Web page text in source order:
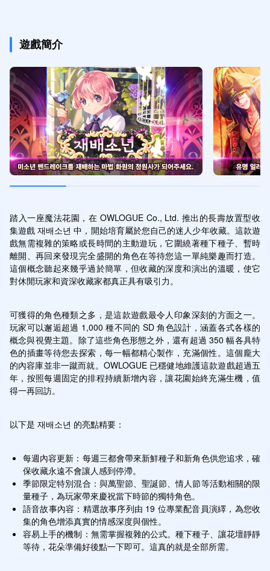
遊戲簡介
踏入一座魔法花園，在 OWLOGUE Co., Ltd. 推出的長壽放置型收
集遊戲 재배소년 中，開始培育屬於您自己的迷人少年收藏。這款遊
戲無需複雜的策略或長時間的主動遊玩，它圍繞著種下種子、暫時
離開、再回來發現完全盛開的角色在等待您這一單純樂趣而打造。
這個概念聽起來幾乎過於簡單，但收藏的深度和演出的溫暖，使它
對休閒玩家和資深收藏家都真正具有吸引力。
可獲得的角色種類之多，是這款遊戲最令人印象深刻的方面之一。
玩家可以邂逅超過 1,000 種不同的 SD 角色設計，涵蓋各式各樣的
概念與視覺主題。除了這些角色形態之外，還有超過 350 幅各具特
色的插畫等待您去探索，每一幅都精心製作，充滿個性。這個龐大
的內容庫並非一蹴而就。OWLOGUE 已穩健地維護這款遊戲超過五
年，按照每週固定的排程持續新增內容，讓花園始終充滿生機，值
得一再回訪。
以下是 재배소년 的亮點精要：
每週內容更新：每週三都會帶來新鮮種子和新角色供您追求，確
保收藏永遠不會讓人感到停滯。
季節限定特別混合：與萬聖節、聖誕節、情人節等活動相關的限
量種子，為玩家帶來慶祝當下時節的獨特角色。
語音故事內容：精選故事序列由 19 位專業配音員演繹，為您收
集的角色增添真實的情感深度與個性。
容易上手的機制：無需掌握複雜的公式。種下種子、讓花壇靜靜
等待，花朵準備好後點一下即可。這真的就是全部所需。